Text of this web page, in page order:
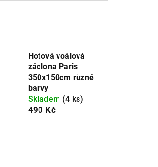
Hotová voálová
záclona Paris
350x150cm různé
barvy
Skladem (4 ks)
490 Kč